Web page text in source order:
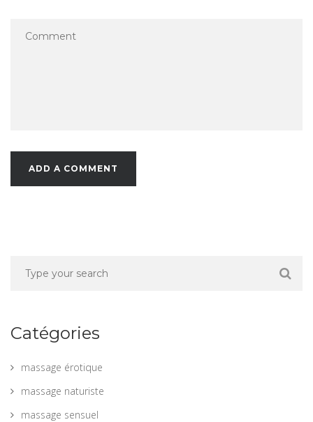
Catégories
massage érotique
massage naturiste
massage sensuel